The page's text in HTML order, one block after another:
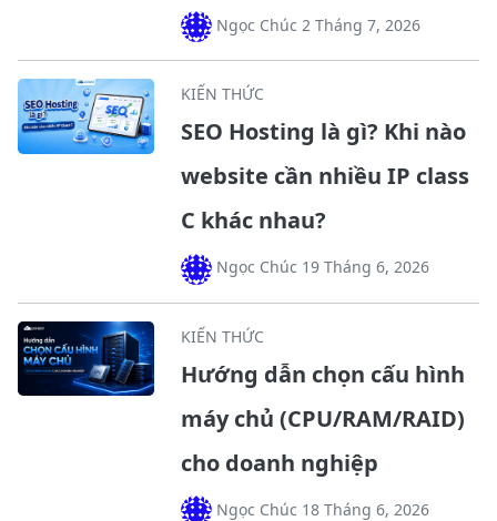
Ngọc Chúc 2 Tháng 7, 2026
KIẾN THỨC
SEO Hosting là gì? Khi nào
website cần nhiều IP class
C khác nhau?
Ngọc Chúc 19 Tháng 6, 2026
KIẾN THỨC
Hướng dẫn chọn cấu hình
máy chủ (CPU/RAM/RAID)
cho doanh nghiệp
Ngọc Chúc 18 Tháng 6, 2026